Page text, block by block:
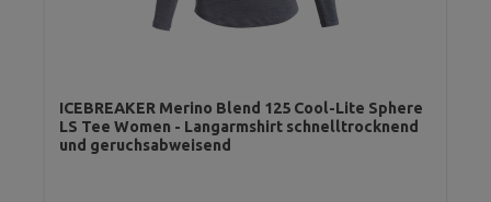
ICEBREAKER Merino Blend 125 Cool-Lite Sphere
LS Tee Women - Langarmshirt schnelltrocknend
und geruchsabweisend